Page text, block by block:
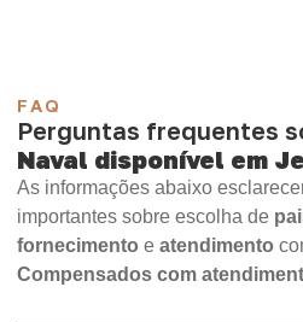
FAQ
Perguntas frequentes
Naval disponível em
As informações abaixo
importantes sobre escolha de
fornecimento e atendimento
Compensados com